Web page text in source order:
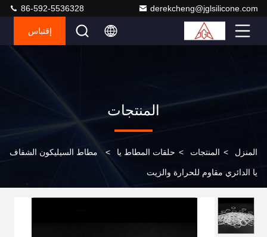
derekcheng@jglsilicone.com
86-592-5536328
إقتباس
المنتجات
المنزل > المنتجات > حلقات المطاط يا > مطاط السيليكون الشفاف
يا الدائري مقاوم للحرارة والزيت